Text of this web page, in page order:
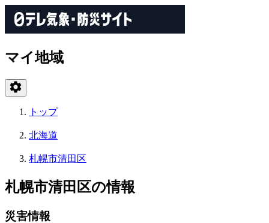
マイ地域
トップ
北海道
札幌市清田区
札幌市清田区の情報
災害情報